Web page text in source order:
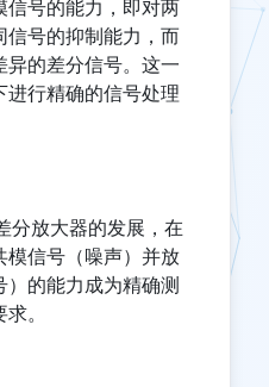
信号的能力，即对两
信号的抑制能力，而
的差分信号。这一
行精确的信号处理
分放大器的发展，在
模信号（噪声）并放
的能力成为精确测
。